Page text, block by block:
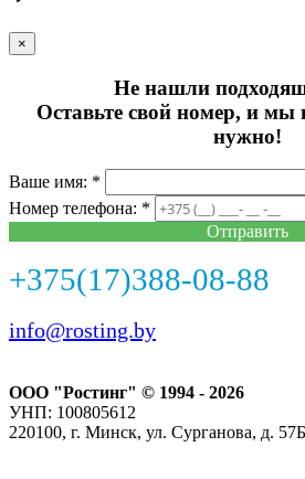
×
Не нашли
Оставьте свой номер, и мы
нужно!
Ваше имя: *
Номер телефона: *
Отправить
+375(17)388-08-88
info@rosting.by
ООО "Ростинг" © 1994 - 2026
УНП: 100805612
220100, г. Минск, ул. Сурганова, д.